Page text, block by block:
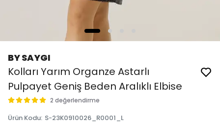
BY SAYGI
Kolları Yarım Organze Astarlı
Pulpayet Geniş Beden Aralıklı Elbise
2 değerlendirme
Ürün Kodu: S-23K0910026_R0001_L